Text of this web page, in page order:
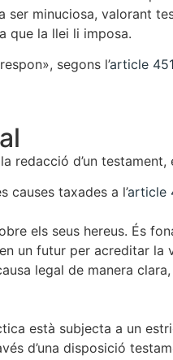
ser minuciosa, valorant
que la llei li imposa.
segons l’article
redacció d’un testament,
causes taxades a l’article
els seus hereus. És
un futur per acreditar la
legal de manera
està subjecta a un
d’una disposició